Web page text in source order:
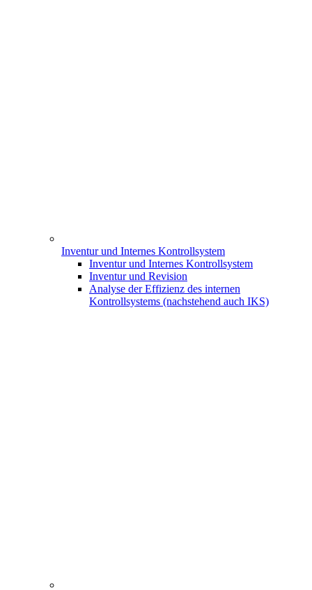
Inventur und Internes Kontrollsystem
Inventur und Internes Kontrollsystem
Inventur und Revision
Analyse der Effizienz des internen
Kontrollsystems (nachstehend auch IKS)